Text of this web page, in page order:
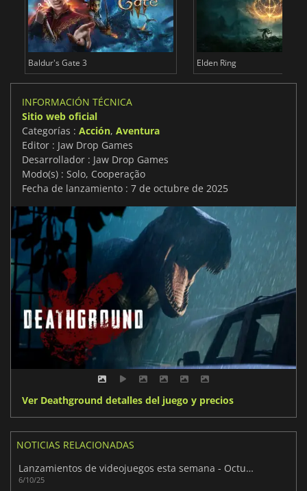
Baldur's Gate 3 Elden Ring
INFORMACIÓN TÉCNICA
Sitio web oficial
Categorías : Acción, Aventura
Editor : Jaw Drop Games
Desarrollador : Jaw Drop Games
Modo(s) : Solo, Cooperação
Fecha de lanzamiento : 7 de octubre de 2025
Ver Deathground detalles del juego y precios
NOTICIAS RELACIONADAS
Lanzamientos de videojuegos esta semana - Octubre 2025 (Semana 41)
6/10/25